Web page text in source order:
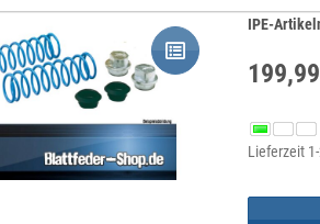
IPE-
Lieferzeit